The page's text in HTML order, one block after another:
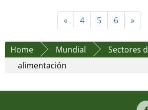
« 4 5 6 »
Home Mundial
Sectores
alimentación